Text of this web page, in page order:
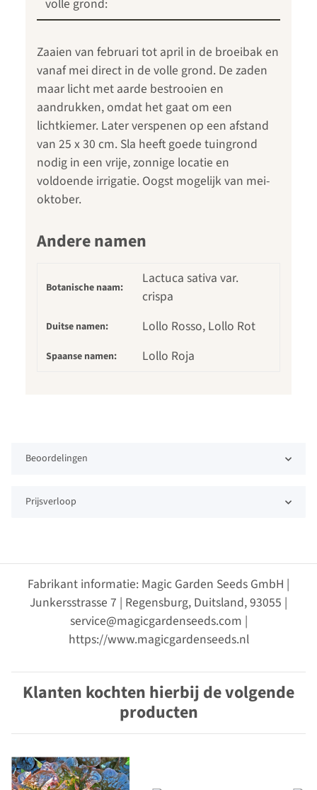
volle grond:
Zaaien van februari tot april in de broeibak en
vanaf mei direct in de volle grond. De zaden
maar licht met aarde bestrooien en
aandrukken, omdat het gaat om een
lichtkiemer. Later verspenen op een afstand
van 25 x 30 cm. Sla heeft goede tuingrond
nodig in een vrije, zonnige locatie en
voldoende irrigatie. Oogst mogelijk van mei-
oktober.
Andere namen
Botanische naam:
Lactuca sativa var.
crispa
Duitse namen: Lollo Rosso, Lollo Rot
Spaanse namen: Lollo Roja
Beoordelingen
Prijsverloop
Fabrikant informatie: Magic Garden Seeds GmbH |
Junkersstrasse 7 | Regensburg, Duitsland, 93055 |
service@magicgardenseeds.com |
https://www.magicgardenseeds.nl
Klanten kochten hierbij de volgende
producten